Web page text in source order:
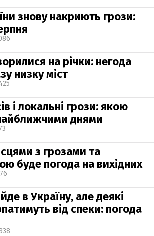
знову накриють грози:
на річки: негода
низку міст
і локальні грози: якою
днями
з грозами та
буде погода на вихідних
в Україну, але деякі
від спеки: погода